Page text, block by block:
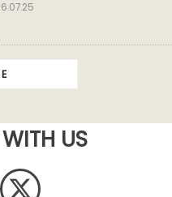
US